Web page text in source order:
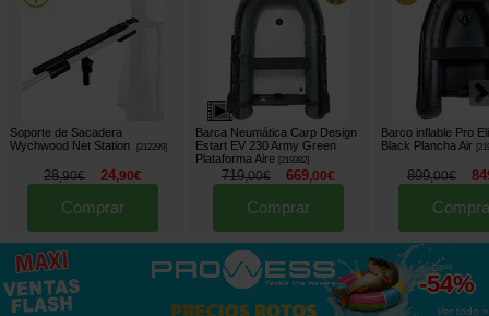
Soporte de Sacadera
Wychwood Net Station
[212299]
28,90€ 24,90€
Comprar
Barca Neumática Carp Design
Estart EV 230 Army Green
Plataforma Aire [219382]
719,00€ 669,00€
Comprar
Barco inflable Pro
Black Plancha Air [
899,00€
hasta
-54%
Ver todo »